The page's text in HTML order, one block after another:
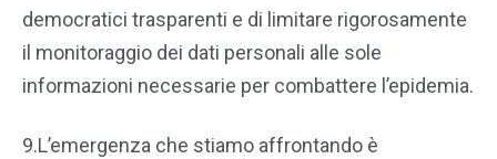
democratici trasparenti e di limitare rigorosamente
il monitoraggio dei dati personali alle sole
informazioni necessarie per combattere l’epidemia.
9.L’emergenza che stiamo affrontando è